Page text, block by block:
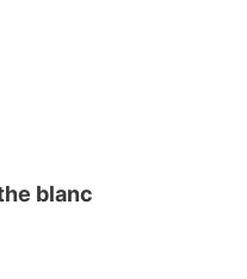
blanc